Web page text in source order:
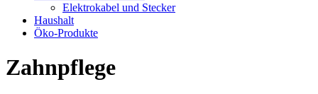
Elektrokabel und Stecker
Haushalt
Öko-Produkte
Zahnpflege